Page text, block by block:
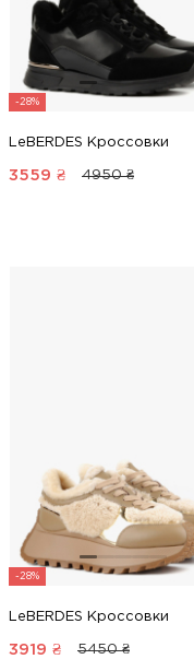
-28%
LeBERDES Кроссовки
3559 ₴ 4950 ₴
-28%
LeBERDES Кроссовки
3919 ₴ 5450 ₴